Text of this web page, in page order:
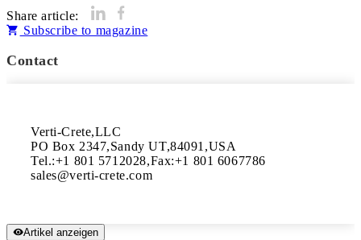
Share article:
Subscribe to magazine
Contact
Verti-Crete,LLC
PO Box 2347,Sandy UT,84091,USA
Tel.:+1 801 5712028,Fax:+1 801 6067786
Artikel anzeigen